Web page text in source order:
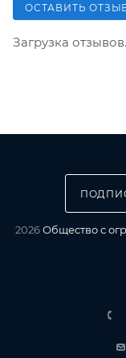
ОСТАВИТЬ
Загрузка
2026Общество с